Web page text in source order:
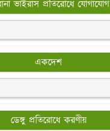
ভাইরাস প্রতিরোধে যোগাযোগ
একদেশ
ডেঙ্গু প্রতিরোধে করণীয়